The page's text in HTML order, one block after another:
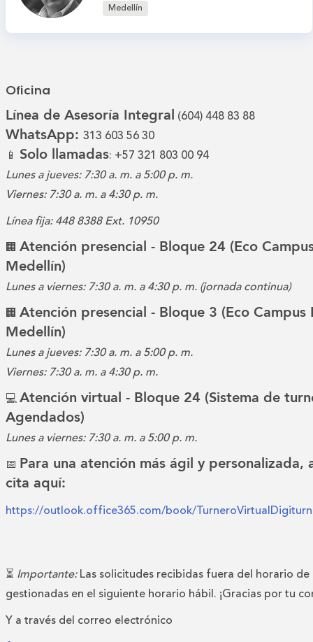
Medellín
Oficina
Línea de Asesoría Integral (604) 448 83 88
WhatsApp: 313 603 56 30
📱 Solo llamadas: +57 321 803 00 94
Lunes a jueves: 7:30 a. m. a 5:00 p. m.
Viernes: 7:30 a. m. a 4:30 p. m.
Línea fija: 448 8388 Ext. 10950
🏢 Atención presencial - Bloque 24 (Eco
Medellín)
Lunes a viernes: 7:30 a. m. a 4:30 p. m. (jornada continua)
🏢 Atención presencial - Bloque 3 (Eco Campus
Medellín)
Lunes a jueves: 7:30 a. m. a 5:00 p. m.
Viernes: 7:30 a. m. a 4:30 p. m.
💻Atención virtual - Bloque 24 (Sistema de
Agendados)
Lunes a viernes: 7:30 a. m. a 5:00 p. m.
📅 Para una atención más ágil y personalizada,
cita aquí:
https://outlook.office365.com/book/
⏳ Importante:Las solicitudes recibidas fuera del horario de
gestionadas en el siguiente horario hábil. ¡Gracias por tu
Y a través del correo electrónico